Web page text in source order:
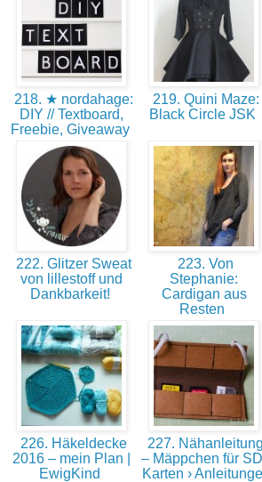
218. ★ nordahage:
DIY // Textboard,
Freebie, Giveaway
219. Quini Maze:
Black Circle JSK
222. Glitzer Sweat
von lillestoff und
Dankbarkeit!
223. Von
Stephanie:
Cardigan aus
Resten
226. Häkeldecke
2016 – mein Plan |
EwigKind
227.
– Mäppchen für
Karten ›